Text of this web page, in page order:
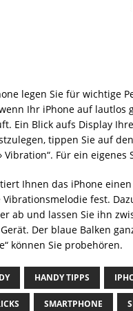
legen Sie für wichtige
Ihr iPhone auf lautlos
Ein Blick aufs Display
tippen Sie auf
Vibration“. Für ein
Ihnen das iPhone
fest.
ab und lassen Sie ihn
Der blaue Balken
können Sie probehören.
HANDY TIPPS
SMARTPHONE